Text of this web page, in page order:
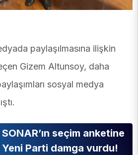
paylaşılmasına ilişkin
Gizem Altunsoy, daha
sosyal medya
SONAR’ın seçim anketine
Yeni Parti damga vurdu!